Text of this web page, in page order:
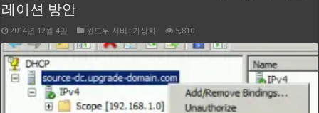
레이션 방안
2014년 12월 4일 윈도우 서버+가상화 5,810